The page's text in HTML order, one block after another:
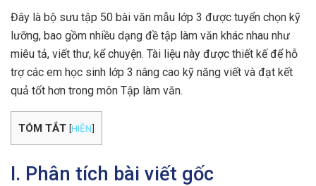
Đây là bộ sưu tập 50 bài văn mẫu lớp 3 được tuyển chọn kỹ
lưỡng, bao gồm nhiều dạng đề tập làm văn khác nhau như
miêu tả, viết thư, kể chuyện. Tài liệu này được thiết kế để hỗ
trợ các em học sinh lớp 3 nâng cao kỹ năng viết và đạt kết
quả tốt hơn trong môn Tập làm văn.
TÓM TẮT [HIỆN]
I. Phân tích bài viết gốc